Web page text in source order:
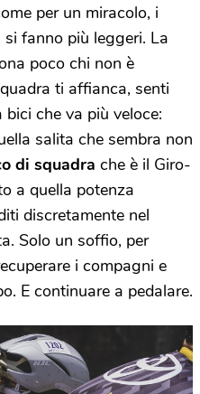
per un miracolo, i
fanno più leggeri. La
poco chi non è
ti affianca, senti
che va più veloce:
salita che sembra non
di squadra che è il Giro-
a quella potenza
discretamente nel
Solo un soffio, per
i compagni e
E continuare a pedalare.